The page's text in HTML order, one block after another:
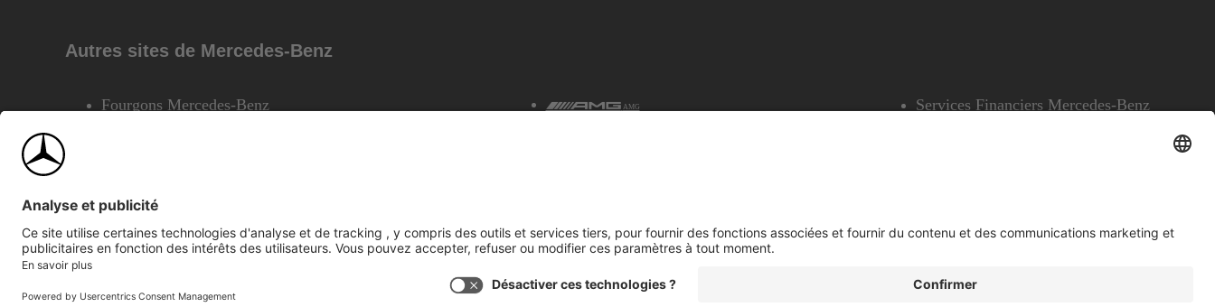
Autres sites de Mercedes-Benz
Fourgons Mercedes-Benz AMG Services Financiers Mercedes-Benz
©2026 Mercedes-Benz Canada Inc.